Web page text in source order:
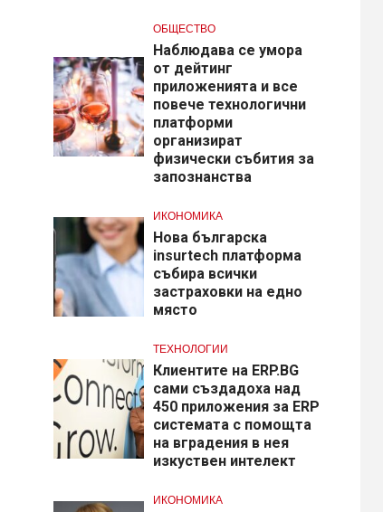
ОБЩЕСТВО
Наблюдава се умора
от дейтинг
приложенията и все
повече технологични
платформи
организират
физически събития за
запознанства
ИКОНОМИКА
Нова българска
insurtech платформа
събира всички
застраховки на едно
място
ТЕХНОЛОГИИ
Клиентите на ERP.BG
сами създадоха над
450 приложения за ERP
системата с помощта
на вградения в нея
изкуствен интелект
ИКОНОМИКА